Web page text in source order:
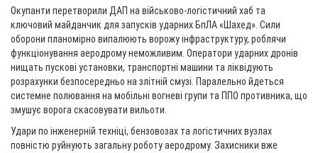
Окупанти перетворили ДАП на військово-логістичний хаб та
ключовий майданчик для запусків ударних БпЛА «Шахед». Сили
оборони планомірно випалюють ворожу інфраструктуру, роблячи
функціонування аеродрому неможливим. Оператори ударних дронів
нищать пускові установки, транспортні машини та ліквідують
розрахунки безпосередньо на злітній смузі. Паралельно йдеться
системне полювання на мобільні вогневі групи та ППО противника, що
змушує ворога скасовувати вильоти.
Удари по інженерній техніці, бензовозах та логістичних вузлах
повністю руйнують загальну роботу аеродрому. Захисники вже